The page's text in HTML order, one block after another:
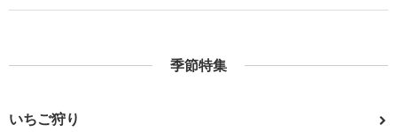
季節特集
いちご狩り